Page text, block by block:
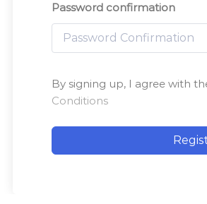
Password confirmation
By signing up, I agree with
Conditions